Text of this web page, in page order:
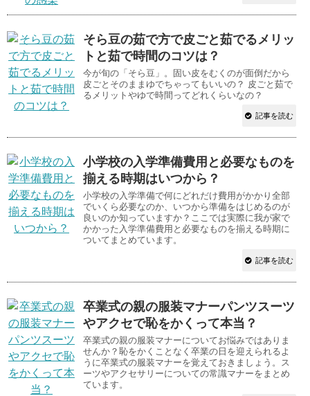
そら豆の茹で方で皮ごと茹でるメリッ
トと茹で時間のコツは？
今が旬の「そら豆」。固い皮をむくのが面倒だから
皮ごとそのままゆでちゃってもいいの？ 皮ごと茹で
るメリットやゆで時間ってどれくらいなの？
記事を読む
小学校の入学準備費用と必要なものを
揃える時期はいつから？
小学校の入学準備で何にどれだけ費用がかかり全部
でいくら必要なのか、いつから準備をはじめるのが
良いのか知っていますか？ここでは実際に我が家で
かかった入学準備費用と必要なものを揃える時期に
ついてまとめています。
記事を読む
卒業式の親の服装マナーパンツスーツ
やアクセで恥をかくって本当？
卒業式の親の服装マナーについてお悩みではありま
せんか？恥をかくことなく卒業の日を迎えられるよ
うに卒業式の服装マナーを覚えておきましょう。ス
ーツやアクセサリーについての常識マナーをまとめ
ています。